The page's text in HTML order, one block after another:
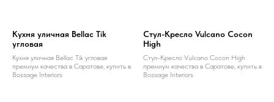
Кухня уличная Bellac Tik
угловая
Кухня уличная Bellac Tik угловая
премиум качества в Саратове, купить в
Bossage Interiors
Стул-Кресло Vulcano Cocon
High
Стул-Кресло Vulcano Cocon High
премиум качества в Саратове, купить в
Bossage Interiors